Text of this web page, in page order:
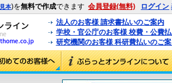
見本)を無料で作成できます 会員登録(無料) ログイン
法人のお客様 請求書払いのご案内
学校・官公庁のお客様 校費・公費
研究機関のお客様 科研費払いのご